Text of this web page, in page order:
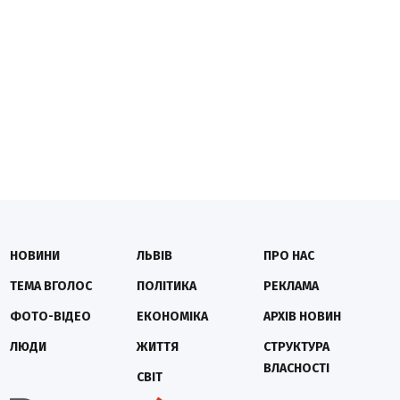
НОВИНИ
ТЕМА ВГОЛОС
ФОТО-ВІДЕО
ЛЮДИ
ЛЬВІВ
ПОЛІТИКА
ЕКОНОМІКА
ЖИТТЯ
СВІТ
ПРО НАС
РЕКЛАМА
АРХІВ НОВИН
СТРУКТУРА
ВЛАСНОСТІ